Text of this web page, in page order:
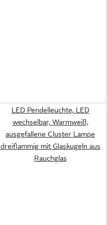
LED Pendelleuchte, LED
wechselbar, Warmweiß,
ausgefallene Cluster Lampe
dreiflammig mit Glaskugeln aus
Rauchglas